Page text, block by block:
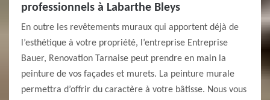
professionnels à Labarthe Bleys
En outre les revêtements muraux qui apportent déjà de
l’esthétique à votre propriété, l’entreprise Entreprise
Bauer, Renovation Tarnaise peut prendre en main la
peinture de vos façades et murets. La peinture murale
permettra d’offrir du caractère à votre bâtisse. Nous vous